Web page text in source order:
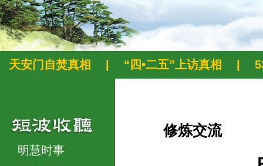
天安门自焚真相 “四•二五”上访真相
明慧时事
修炼交流